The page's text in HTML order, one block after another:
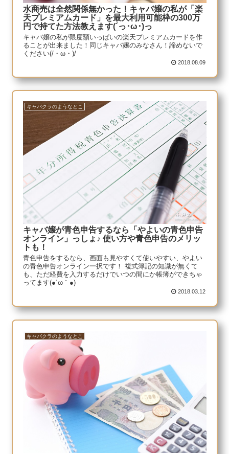
水商売は全然関係無かった！キャバ嬢の私が「楽
天プレミアムカード」を最大利用可能枠の300万
円で持てた方法教えます(´っ･ω･)っ
キャバ嬢の私が限度額いっぱいの楽天プレミアムカードを作
ることが出来ました！同じキャバ嬢のみなさん！諦めないで
ください(/・ω・)/
2018.08.09
キャバクラのようなとこ
キャバ嬢が青色申告するなら「やよいの青色申告
オンライン」っしょ♪ 使い方や青色申告のメリッ
トも！
青色申告をするなら、画面も見やすくて使いやすい、やよい
の青色申告オンライン一択です！ 複式簿記の知識が無くて
も、ただ経費を入力するだけでいつの間にか帳簿ができちゃ
ってます(●´ω｀●)
2018.03.12
キャバクラのようなとこ